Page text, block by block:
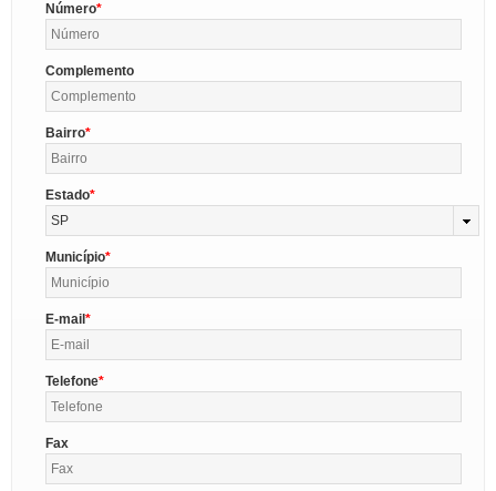
Número
Complemento
Bairro
Estado
SP
Município
E-mail
Telefone
Fax